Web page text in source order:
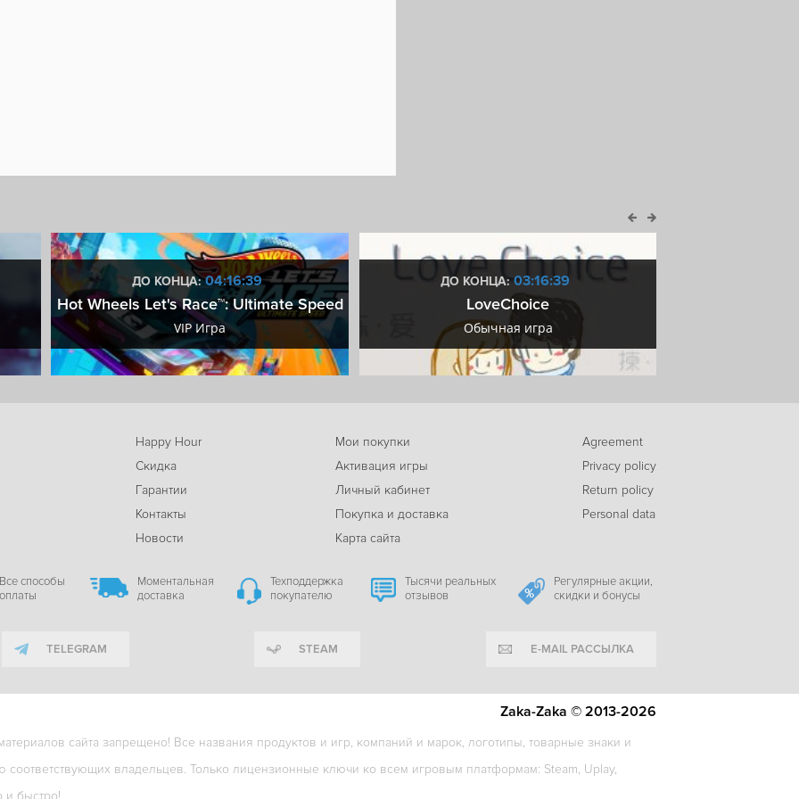
ДО КОНЦА:04:16:38
Hot Wheels Let's Race™: Ultimate Speed
VIP Игра
ДО КОНЦА: 03:16:38
LoveChoice
Обычная игра
Happy Hour
Скидка
Гарантии
Контакты
Новости
Мои покупки
Активация игры
Личный кабинет
Покупка и доставка
Карта сайта
Agreement
Privacy policy
Return policy
Personal data
Все способы
оплаты
Моментальная
доставка
Техподдержка
покупателю
Тысячи реальных
отзывов
Регулярные акции,
скидки и бонусы
TELEGRAM STEAM E-MAIL РАССЫЛКА
сайта запрещено! Все названия продуктов и игр, компаний и марок, логотипы, товарные знаки и
соответствующих владельцев. Только лицензионные ключи ко всем игровым платформам: Steam, Uplay,
и быстро!
Zaka-Zaka © 2013-2026